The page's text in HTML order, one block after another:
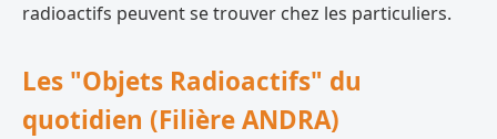
radioactifs peuvent se trouver chez les particuliers.
Les "Objets Radioactifs" du
quotidien (Filière ANDRA)